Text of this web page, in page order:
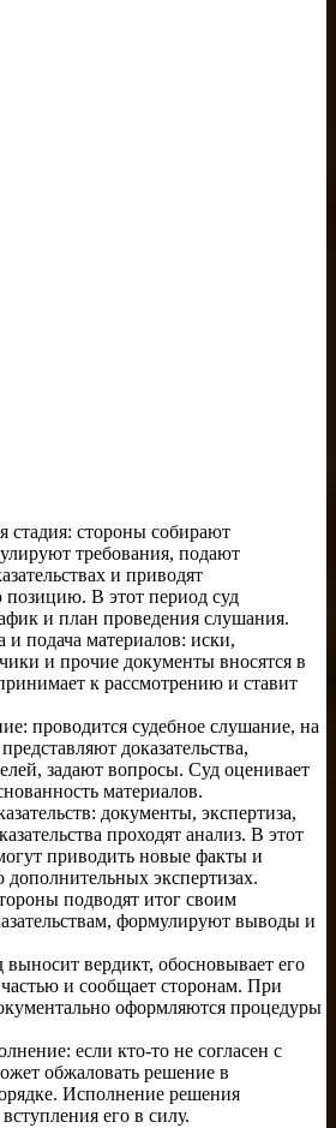
стадия: стороны собирают
требования, подают
и приводят
позицию. В этот период суд
и план проведения слушания.
и подача материалов: иски,
и прочие документы вносятся в
к рассмотрению и ставит
проводится судебное слушание, на
доказательства,
задают вопросы. Суд оценивает
материалов.
документы, экспертиза,
проходят анализ. В этот
приводить новые факты и
дополнительных экспертизах.
подводят итог своим
формулируют выводы и
выносит вердикт, обосновывает его
и сообщает сторонам. При
оформляются процедуры
если кто-то не согласен с
обжаловать решение в
Исполнение решения
его в силу.